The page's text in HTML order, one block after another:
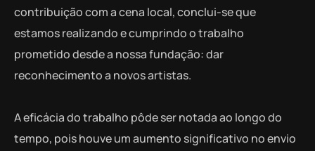
contribuição com a cena local, conclui-se que
estamos realizando e cumprindo o trabalho
prometido desde a nossa fundação: dar
reconhecimento a novos artistas.
A eficácia do trabalho pôde ser notada ao longo do
tempo, pois houve um aumento significativo no envio